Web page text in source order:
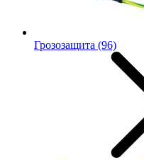
Грозозащита (96)